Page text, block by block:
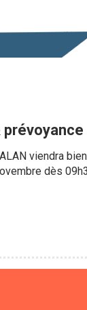
viendra
dès